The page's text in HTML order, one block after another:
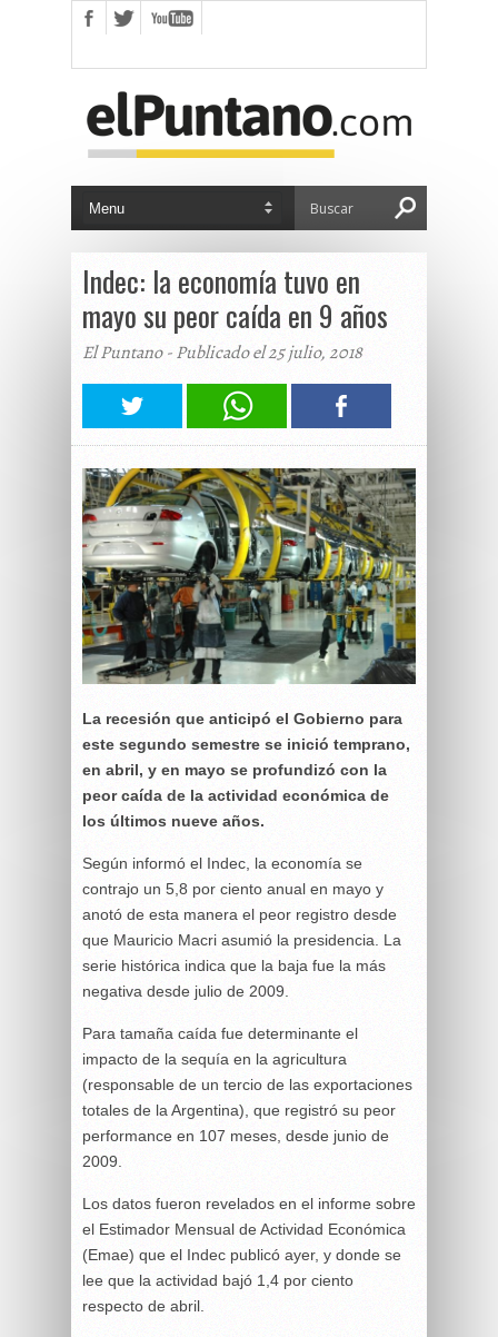
Indec: la economía tuvo en
mayo su peor caída en 9 años
El Puntano - Publicado el 25 julio, 2018
La recesión que anticipó el Gobierno para
este segundo semestre se inició temprano,
en abril, y en mayo se profundizó con la
peor caída de la actividad económica de
los últimos nueve años.
Según informó el Indec, la economía se
contrajo un 5,8 por ciento anual en mayo y
anotó de esta manera el peor registro desde
que Mauricio Macri asumió la presidencia. La
serie histórica indica que la baja fue la más
negativa desde julio de 2009.
Para tamaña caída fue determinante el
impacto de la sequía en la agricultura
(responsable de un tercio de las exportaciones
totales de la Argentina), que registró su peor
performance en 107 meses, desde junio de
2009.
Los datos fueron revelados en el informe sobre
el Estimador Mensual de Actividad Económica
(Emae) que el Indec publicó ayer, y donde se
lee que la actividad bajó 1,4 por ciento
respecto de abril.